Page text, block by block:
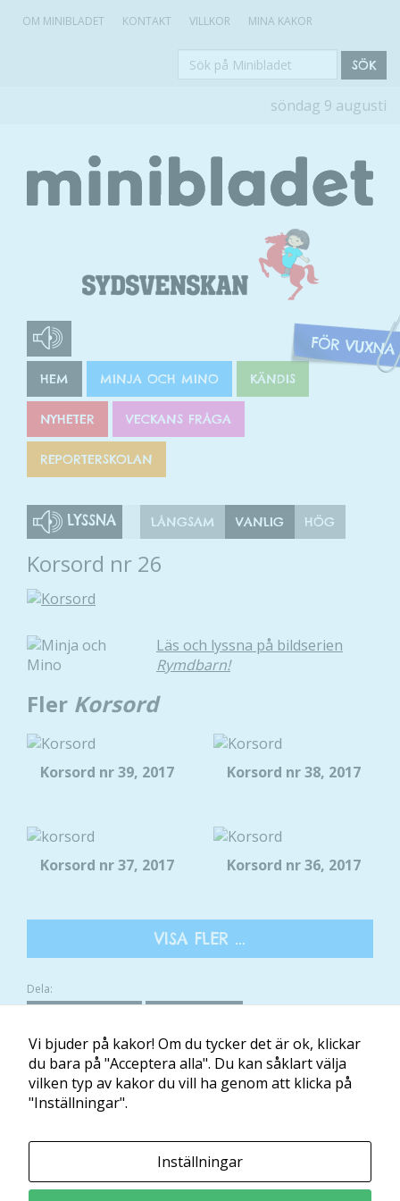
OM MINIBLADET KONTAKT VILLKOR MINA KAKOR
Sök
SÖK
söndag 9 augusti
HEM MINJA OCH MINO KÄNDIS
NYHETER VECKANS FRÅGA
REPORTERSKOLAN
LYSSNA LÅNGSAM VANLIG HÖG
Korsord nr 26
Läs och lyssna på bildserien
Rymdbarn!
Fler Korsord
Korsord nr 39, 2017 Korsord nr 38, 2017
Korsord nr 37, 2017 Korsord nr 36, 2017
VISA FLER ...
Dela:
Om Minibladet Villkor Mina kakor
Minibladet tillhandahålls av:
Läs och Lär McShane Education AB
Vi bjuder på kakor! Om du tycker det är ok, klickar
du bara på "Acceptera alla". Du kan såklart välja
vilken typ av kakor du vill ha genom att klicka på
"Inställningar".
Inställningar
går inte att
välja bort. De
behövs för